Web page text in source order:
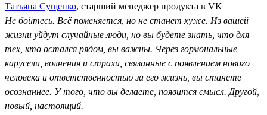
Татьяна Сущенко, старший менеджер продукта в VK
Не бойтесь. Всё поменяется, но не станет хуже. Из вашей
жизни уйдут случайные люди, но вы будете знать, что для
тех, кто остался рядом, вы важны. Через гормональные
карусели, волнения и страхи, связанные с появлением нового
человека и ответственностью за его жизнь, вы станете
осознаннее. У того, что вы делаете, появится смысл. Другой,
новый, настоящий.